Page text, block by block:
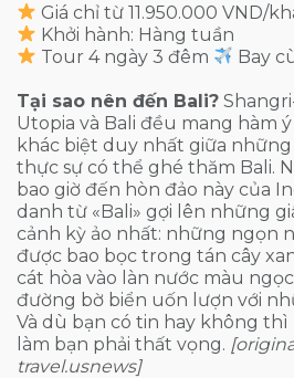
Giá chỉ từ 11.950.000 VND/
Khởi hành: Hàng tuần
Tour 4 ngày 3 đêm
Bay
Tại sao nên đến Bali?
Utopia và Bali đều mang hàm
khác biệt duy nhất giữa
thực sự có thể ghé thăm Bali.
bao giờ đến hòn đảo này của
danh từ «Bali» gợi lên những
cảnh kỳ ảo nhất: những ngọn
được bao bọc trong tán cây
cát hòa vào làn nước màu
đường bờ biển uốn lượn với
Và dù bạn có tin hay không thì
làm bạn phải thất vọng.
travel.usnews]